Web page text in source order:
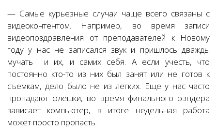
— Самые курьезные случаи чаще всего связаны с
видеоконтентом. Например, во время записи
видеопоздравления от преподавателей к Новому
году у нас не записался звук и пришлось дважды
мучать и их, и самих себя. А если учесть, что
постоянно кто-то из них был занят или не готов к
съемкам, дело было не из легких. Еще у нас часто
пропадают флешки, во время финального рэндера
зависает компьютер, в итоге недельная работа
может просто пропасть.